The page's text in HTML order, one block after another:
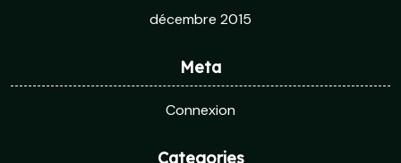
décembre 2015
Meta
Connexion
Categories